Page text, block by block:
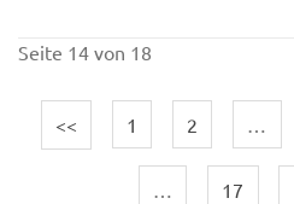
Seite 14 von 18
<< 1 2 …
… 17